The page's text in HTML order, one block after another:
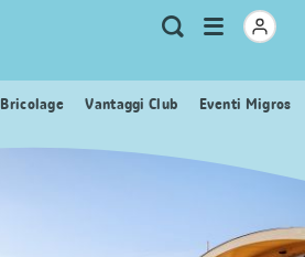
Metanavigazione
Ricerca
Apri
menu
Bricolage Vantaggi Club Eventi Migros